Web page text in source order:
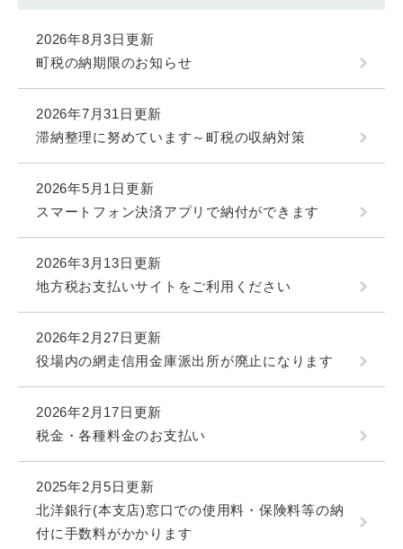
2026年8月3日更新
町税の納期限のお知らせ
2026年7月31日更新
滞納整理に努めています～町税の収納対策
2026年5月1日更新
スマートフォン決済アプリで納付ができます
2026年3月13日更新
地方税お支払いサイトをご利用ください
2026年2月27日更新
役場内の網走信用金庫派出所が廃止になります
2026年2月17日更新
税金・各種料金のお支払い
2025年2月5日更新
北洋銀行(本支店)窓口での使用料・保険料等の納
付に手数料がかかります